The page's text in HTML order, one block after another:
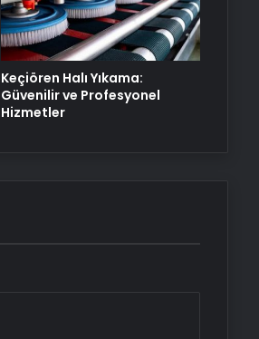
Keçiören Halı Yıkama:
Güvenilir ve Profesyonel
Hizmetler